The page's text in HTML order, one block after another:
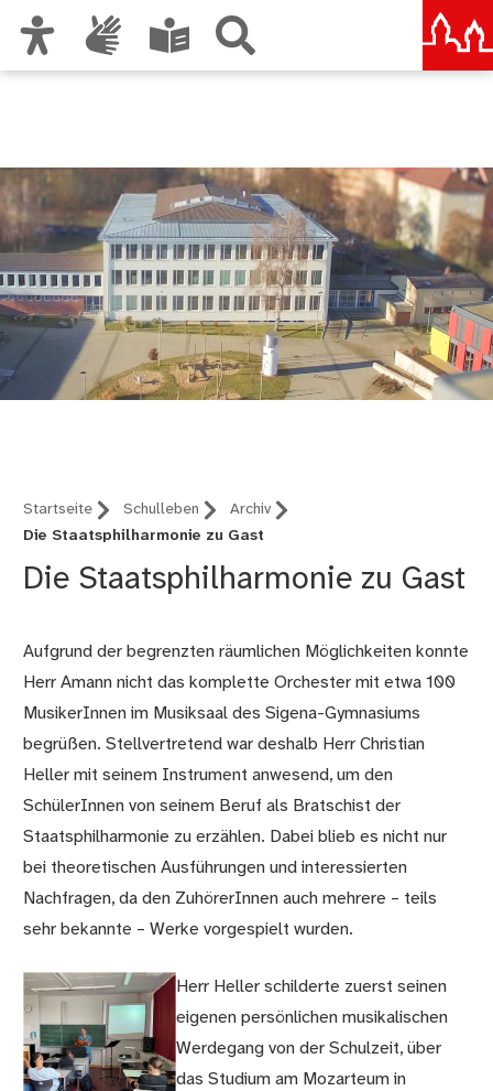
Startseite Schulleben
Archiv
Die Staatsphilharmonie zu Gast
Die Staatsphilharmonie zu Gast
Aufgrund der begrenzten räumlichen Möglichkeiten konnte
Herr Amann nicht das komplette Orchester mit etwa 100
MusikerInnen im Musiksaal des Sigena-Gymnasiums
begrüßen. Stellvertretend war deshalb Herr Christian
Heller mit seinem Instrument anwesend, um den
SchülerInnen von seinem Beruf als Bratschist der
Staatsphilharmonie zu erzählen. Dabei blieb es nicht nur
bei theoretischen Ausführungen und interessierten
Nachfragen, da den ZuhörerInnen auch mehrere – teils
sehr bekannte – Werke vorgespielt wurden.
Herr Heller schilderte zuerst seinen
eigenen persönlichen musikalischen
Werdegang von der Schulzeit, über
das Studium am Mozarteum in